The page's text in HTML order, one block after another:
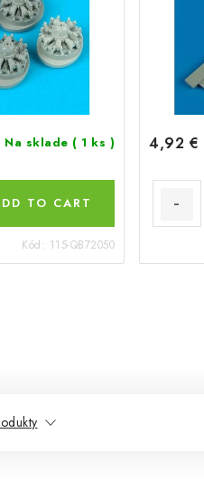
Na sklade ( 1 ks )
TO CART
Kód: 115-QB72050
4,92 €